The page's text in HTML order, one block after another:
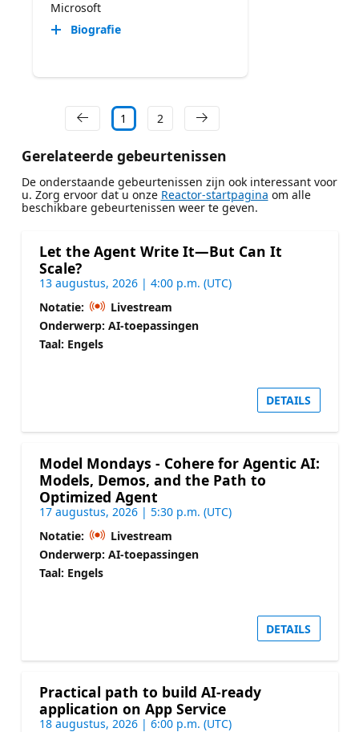
Microsoft
Biografie
1 2
Gerelateerde gebeurtenissen
De onderstaande gebeurtenissen zijn ook interessant voor
u. Zorg ervoor dat u onze Reactor-startpagina om alle
beschikbare gebeurtenissen weer te geven.
Let the Agent Write It—But Can It
Scale?
13 augustus, 2026 | 4:00 p.m. (UTC)
Notatie:
Livestream
Onderwerp: AI-toepassingen
Taal: Engels
DETAILS
Model Mondays - Cohere for Agentic AI:
Models, Demos, and the Path to
Optimized Agent
17 augustus, 2026 | 5:30 p.m. (UTC)
Notatie:
Livestream
Onderwerp: AI-toepassingen
Taal: Engels
DETAILS
Practical path to build AI-ready
application on App Service
18 augustus, 2026 | 6:00 p.m. (UTC)